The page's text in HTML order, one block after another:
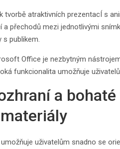
tvorbě atraktivních prezentacÍ s
a přechodů mezi jednotlivými
s publikem.
Office je nezbytným
funkcionalita umožňuje
a
uživatelům snadno se